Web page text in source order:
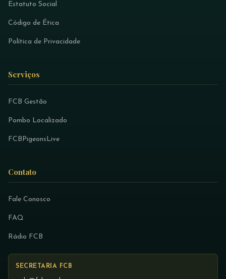
Estatuto Social
Código de Ética
Política de Privacidade
Serviços
FCB Gestão
Pombo Localizado
FCBPigeonsLive
Contato
Fale Conosco
FAQ
Rádio FCB
SECRETARIA FCB